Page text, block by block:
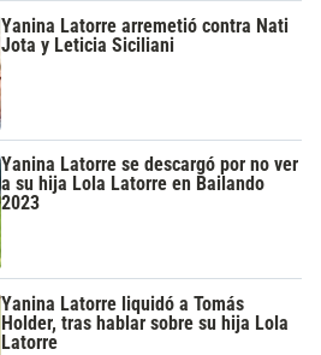
Yanina Latorre arremetió contra Nati
Jota y Leticia Siciliani
Yanina Latorre se descargó por no ver
a su hija Lola Latorre en Bailando
2023
Yanina Latorre liquidó a Tomás
Holder, tras hablar sobre su hija Lola
Latorre